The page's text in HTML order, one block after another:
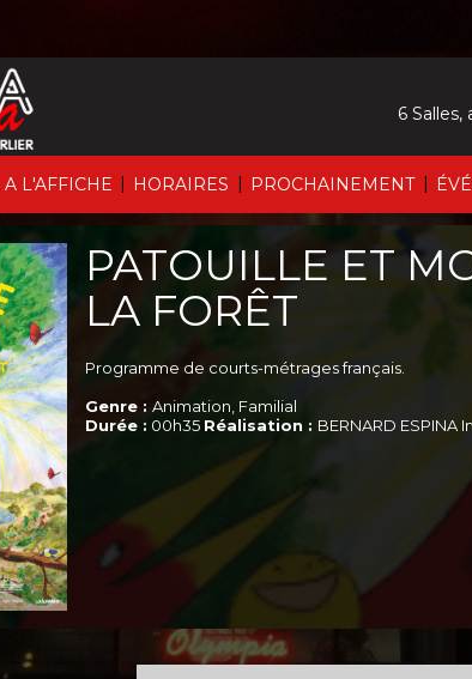
A L'AFFICHE | HORAIRES | PROCHAINEMENT |
6
PATOUILLE ET
LA FORÊT
Programme de courts-métrages français.
Genre : Animation, Familial
Durée : 00h35 Réalisation : BERNARD ESPINA